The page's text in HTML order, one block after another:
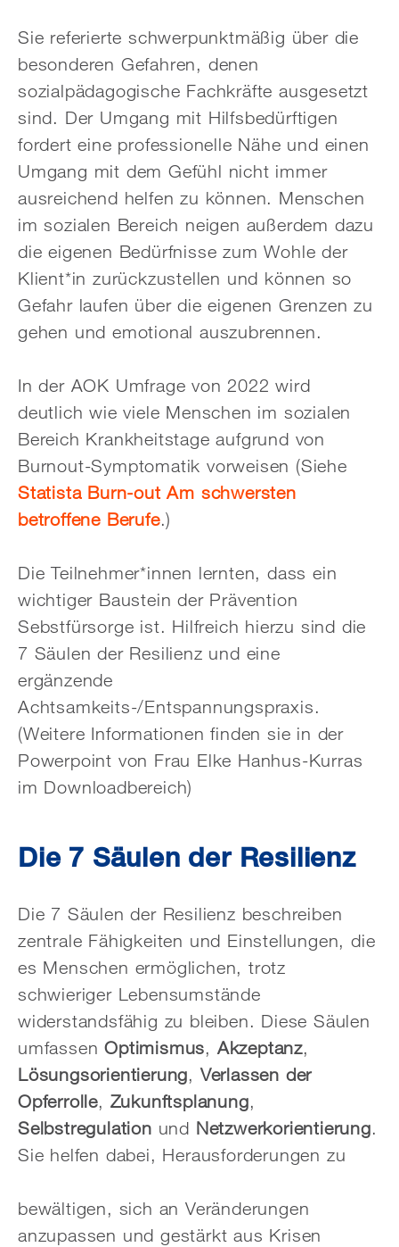
Sie referierte schwerpunktmäßig über die
besonderen Gefahren, denen
sozialpädagogische Fachkräfte ausgesetzt
sind. Der Umgang mit Hilfsbedürftigen
fordert eine professionelle Nähe und einen
Umgang mit dem Gefühl nicht immer
ausreichend helfen zu können. Menschen
im sozialen Bereich neigen außerdem dazu
die eigenen Bedürfnisse zum Wohle der
Klient*in zurückzustellen und können so
Gefahr laufen über die eigenen Grenzen zu
gehen und emotional auszubrennen.
In der AOK Umfrage von 2022 wird
deutlich wie viele Menschen im sozialen
Bereich Krankheitstage aufgrund von
Burnout-Symptomatik vorweisen (Siehe
Statista Burn-out Am schwersten
betroffene Berufe.)
Die Teilnehmer*innen lernten, dass ein
wichtiger Baustein der Prävention
Sebstfürsorge ist. Hilfreich hierzu sind die
7 Säulen der Resilienz und eine
ergänzende
Achtsamkeits-/Entspannungspraxis.
(Weitere Informationen finden sie in der
Powerpoint von Frau Elke Hanhus-Kurras
im Downloadbereich)
Die 7 Säulen der Resilienz
Die 7 Säulen der Resilienz beschreiben
zentrale Fähigkeiten und Einstellungen, die
es Menschen ermöglichen, trotz
schwieriger Lebensumstände
widerstandsfähig zu bleiben. Diese Säulen
umfassenOptimismus, Akzeptanz,
Lösungsorientierung,Verlassen der
Opferrolle, Zukunftsplanung,
Selbstregulation und Netzwerkorientierung.
Sie helfen dabei, Herausforderungen zu
bewältigen, sich an Veränderungen
anzupassen und gestärkt aus Krisen